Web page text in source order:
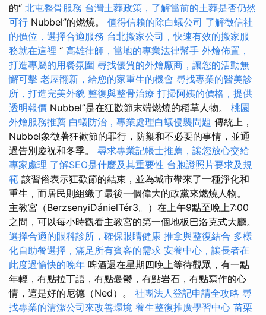
的“ 北屯整骨服務 台灣土葬政策，了解當前的土葬是否仍然
可行 Nubbel”的燃燒。 值得信賴的除白蟻公司 了解徵信社
的價位，選擇合適服務 台北搬家公司，快速有效的搬家服
務就在這裡 “ 高雄律師，當地的專業法律幫手 外燴佈置，
打造專屬的用餐氛圍 尋找優質的外燴廠商，讓您的活動無
懈可擊 老屋翻新，給您的家重生的機會 尋找專業的醫美診
所，打造完美外貌 整復與整骨治療 打掃阿姨的價格，提供
透明報價 Nubbel”是在狂歡節末端燃燒的稻草人物。 桃園
外燴服務推薦 白蟻防治，專業處理白蟻侵襲問題 傳統上，
Nubbel象徵著狂歡節的罪行，防禦和不必要的事情，並通
過告別慶祝和冬季。 尋求專業記帳士推薦，讓您放心交給
專家處理 了解SEO是什麼及其重要性 台胞證照片要求及規
範 該習俗表示狂歡節的結束，並為城市帶來了一種淨化和
重生，而居民則組織了最後一個偉大的政黨來燃燒人物。
主教宮（BerzsenyiDánielTér3。）在上午9點至晚上7:00
之間，可以每小時觀看主教宮的第一個地板巴洛克式大廳。
選擇合適的眼科診所，確保眼睛健康 推拿與整復結合 多樣
化自助餐選擇，滿足所有賓客的需求 安養中心，讓長者在
此度過愉快的晚年 啤酒還在星期四晚上等待觀眾，有一點
年輕，有點拉丁語，有點憂鬱，有點岩石，有點寫作的心
情，這是好的尼德（Ned）。 社團法人登記申請全攻略 尋
找專業的清潔公司來改善環境 養生整復推廣學習中心 苗栗